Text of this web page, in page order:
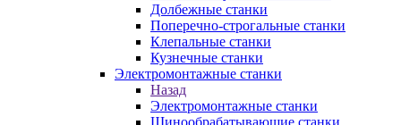
Долбежные станки
Поперечно-строгальные станки
Клепальные станки
Кузнечные станки
Электромонтажные станки
Назад
Электромонтажные станки
Шинообрабатывающие станки